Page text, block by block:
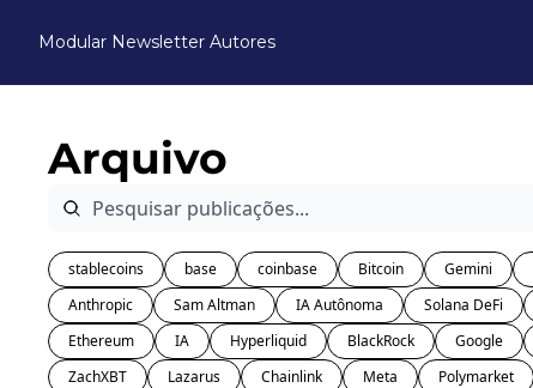
Modular Newsletter Autores
Arquivo
stablecoins base coinbase Bitcoin Gemini
Anthropic
Sam Altman IA Autônoma Solana DeFi
Ethereum
IA Hyperliquid BlackRock Google
ZachXBT
Lazarus Chainlink Meta Polymarket